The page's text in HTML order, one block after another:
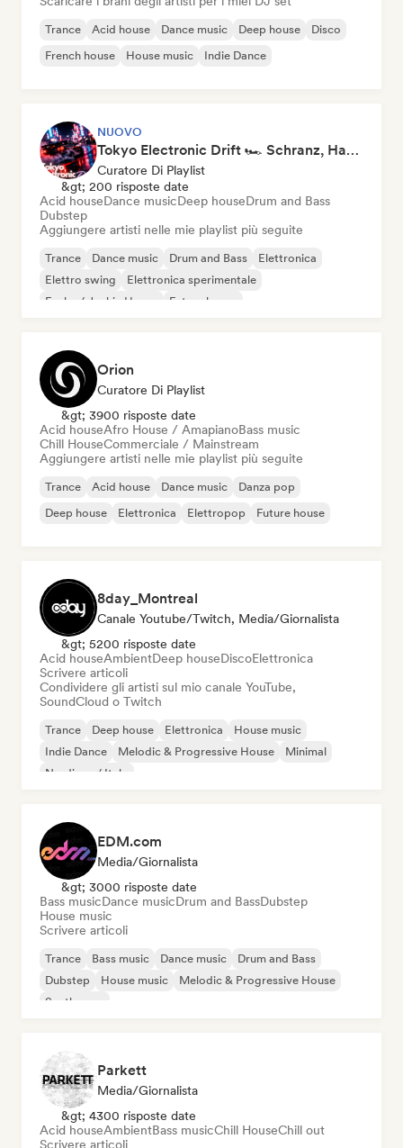
Trance Acid house Dance music Deep house
Disco
French house
House music Indie Dance
NUOVO
Tokyo Electronic Drift 🏎️ Schranz, Hard Techno & Anime EDM
Curatore Di Playlist
&gt; 200 risposte date
Acid houseDance musicDeep houseDrum and Bass
Dubstep
Aggiungere artisti nelle mie playlist più seguite
Trance Dance music Drum and Bass
Elettronica
Elettro swing
Elettronica sperimentale
Funky / Jackin House
Future house
Orion
Curatore Di Playlist
&gt; 3900 risposte date
Acid houseAfro House / AmapianoBass music
Chill HouseCommerciale / Mainstream
Aggiungere artisti nelle mie playlist più seguite
Trance Acid house Dance music
Danza pop
Deep house
Elettronica Elettropop Future house
8day_Montreal
Canale Youtube/Twitch, Media/Giornalista
&gt; 5200 risposte date
Acid houseAmbientDeep houseDiscoElettronica
Scrivere articoli
Condividere gli artisti sul mio canale YouTube,
SoundCloud o Twitch
Trance Deep house Elettronica
House music
Indie Dance
Melodic & Progressive House
Minimal
Nu-disco / Italo
EDM.com
Media/Giornalista
&gt; 3000 risposte date
Bass musicDance musicDrum and BassDubstep
House music
Scrivere articoli
Trance Bass music Dance music
Drum and Bass
Dubstep
House music
Melodic & Progressive House
Synthwave
Parkett
Media/Giornalista
&gt; 4300 risposte date
Acid houseAmbientBass musicChill HouseChill out
Scrivere articoli